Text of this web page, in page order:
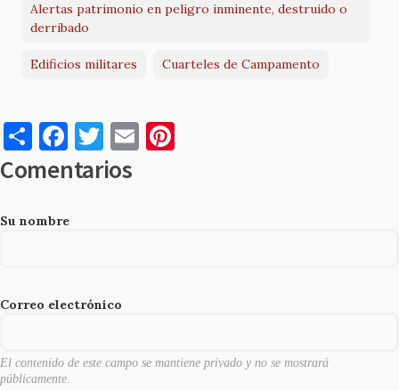
Alertas patrimonio en peligro inminente, destruido o
derribado
Edificios militares Cuarteles de Campamento
S
h
ar
e
F
a
c
e
o
T
w
it
E
m
Comentarios
Su nombre
Correo electrónico
El contenido de este campo se mantiene privado y no se mostrará
públicamente.